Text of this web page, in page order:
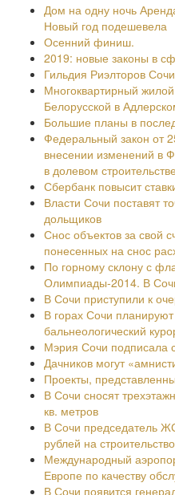
Дом на одну ночь
Новый год подешевела
Осенний финиш.
2019: новые законы в
Гильдия Риэлторов
Многоквартирный
Белорусской в
Большие планы в
Федеральный закон от
внесении изменений в
в долевом
Сбербанк повысит
Власти Сочи поставят
дольщиков
Снос объектов за свой
понесенных на снос
По горному склону с
Олимпиады-2014. В
В Сочи приступили к
В горах Сочи
бальнеологический
Мэрия Сочи подписала
Дачников могут
Проекты,
В Сочи сносят
кв. метров
В Сочи председатель
рублей на
Международный
Европе по качеству
В Сочи появится